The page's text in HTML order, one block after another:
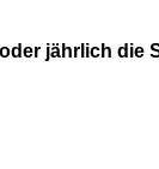
jährlich die